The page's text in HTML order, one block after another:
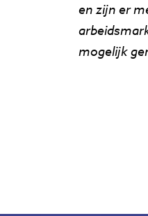
en zijn er
mogelijk